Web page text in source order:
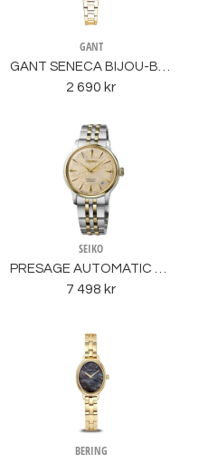
GANT
GANT SENECA BIJOU-BCG
2 690 kr
SEIKO
PRESAGE AUTOMATIC SEIKO
7 498 kr
BERING